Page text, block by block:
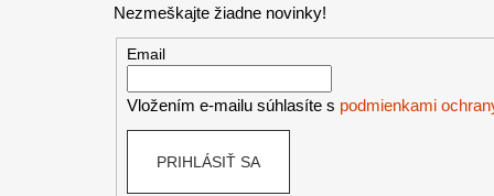
Nezmeškajte žiadne novinky!
Email
Vložením e-mailu súhlasíte s podmienkami
PRIHLÁSIŤ SA